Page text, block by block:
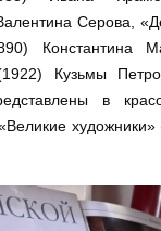
Серова,
Константина
Кузьмы
в